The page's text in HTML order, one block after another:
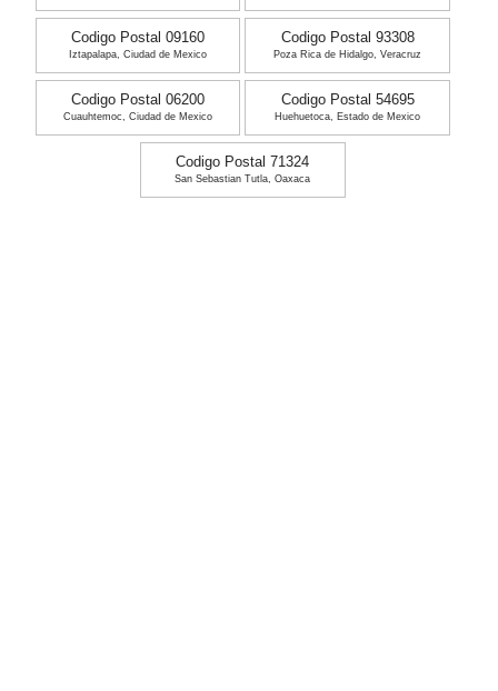
Codigo Postal 09160
Iztapalapa, Ciudad de Mexico
Codigo Postal 93308
Poza Rica de Hidalgo, Veracruz
Codigo Postal 06200
Cuauhtemoc, Ciudad de Mexico
Codigo Postal 54695
Huehuetoca, Estado de Mexico
Codigo Postal 71324
San Sebastian Tutla, Oaxaca